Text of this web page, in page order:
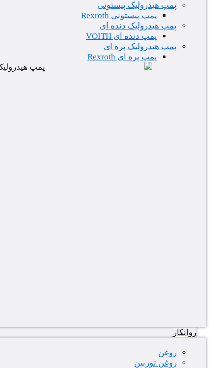
پمپ هیدرولیک پیستونی
پمپ پیستونی Rexroth
پمپ هیدرولیک دنده ای
پمپ دنده ای VOITH
پمپ هیدرولیک پره ای
پمپ پره ای Rexroth
روانکار
روغن
روغن توربین